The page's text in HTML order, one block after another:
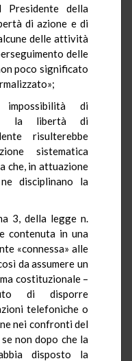
Presidente della
di azione e di
delle attività
delle
poco significato
di
la libertà di
risulterebbe
sistematica
che, in attuazione
disciplinano la
3, della legge n.
contenuta in una
«connessa» alle
da assumere un
costituzionale –
di disporre
telefoniche o
nei confronti del
non dopo che la
disposto la